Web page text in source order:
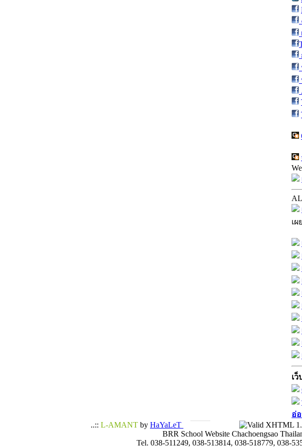
เ
เว็
อ่
..:: L-AMANT by HaYaLeT
BRR School Website Chachoengsao
Tel. 038-511249, 038-513814, 038-518779, 038-